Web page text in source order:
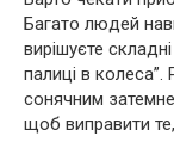
Багато людей
вирішуєте
палиці в колеса”.
сонячним
щоб виправити